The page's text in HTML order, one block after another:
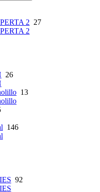
2 27
2
26
13
146
92